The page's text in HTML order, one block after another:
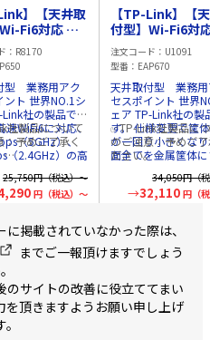
】【天井取
Fi6対応 業
セスポイント
（2.4／
EAP650
R8170
型 業務用アク
ント 世界NO.1シ
Link社の製品で
（5GHz）、
（2.4GHz）の高
帯域の拡張周波
しています
テムに対応（別
OC200・OC300
す） ■シームレ
ングやOmadaメ
可能（Omadaコ
ラー使用下での
ます） ■本機
に対応
ガイーサネット
社製品について
：予めご了承く
のため仕様、外
なく変更する場
商品への移行中
旧異なる仕様の
在する可能性が
す。
25,750円（税込）～
円（税込）～
【TP-Link】【
付型】Wi-Fi6対
務用アクセスポ
最大約
5378Mbps（2.4
5GHz） EAP670
注文コード
U1091
型番
EAP670
天井取付型 業務用
セスポイント 世界
ェア TP-Link社の製
す。 仕様変更で筐
が一回り小さくな
面全てを金属筐体
ンクとなりました。 ■超
高速WiFi6に対応、
574Mbps（2.4GHz
速通信が可能
よる5GHz帯域の拡
数に対応しています
管理システムに対
途販売の
OC200
が必要です） ■シ
✅TP-Link社製品に
のご注意：予めご
ださい。
商品改良のため仕
観は予告なく変更
新仕様の商品への
は、新・旧異なる
在庫が混在する可
ございます。
34,050円（
32,110 円（
掲載されていなかった際は、
までご一報頂けますでしょう
サイトの改善に役立ててまい
を頂きますようお願い申し上げ